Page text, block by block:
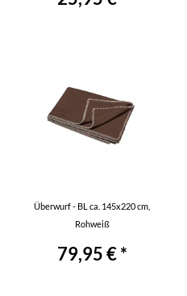
Überwurf - BL ca. 145x220 cm,
Rohweiß
79,95 € *